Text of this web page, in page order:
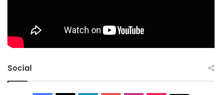
Social